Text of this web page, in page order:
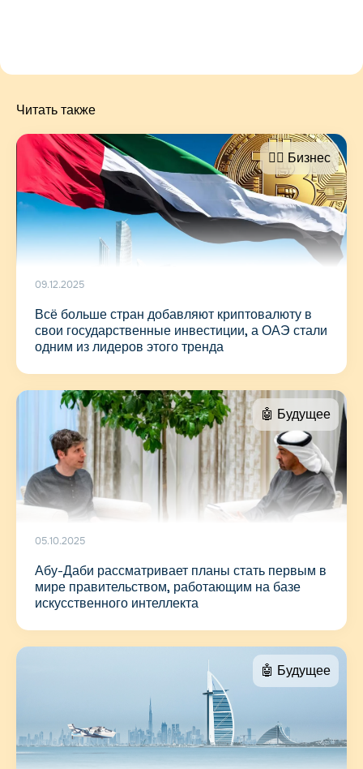
Читать также
🤵‍♂️ Бизнес
09.12.2025
Всё больше стран добавляют криптовалюту в
свои государственные инвестиции, а ОАЭ стали
одним из лидеров этого тренда
🤖 Будущее
05.10.2025
Абу-Даби рассматривает планы стать первым в
мире правительством, работающим на базе
искусственного интеллекта
🤖 Будущее